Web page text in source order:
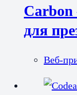
для
Веб-